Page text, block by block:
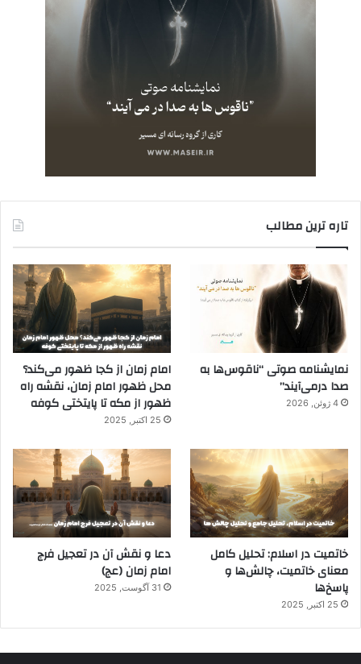
تاره ترین مطالب
نمایشنامه صوتی “ناقوس‌ها به
صدا در‌می‌آیند”
4 ژوئن, 2026
امام زمان از کجا ظهور می‌کند؟
محل ظهور امام زمان، نقشه راه
ظهور از مکه تا پایتختی کوفه
25 اکتبر, 2025
خاتمیت در اسلام: تحلیل کامل
معنای خاتمیت، چالش‌ها و
پاسخ‌ها
25 اکتبر, 2025
دعا و نقش آن در تعجیل فرج
امام زمان (عج)
31 آگوست, 2025